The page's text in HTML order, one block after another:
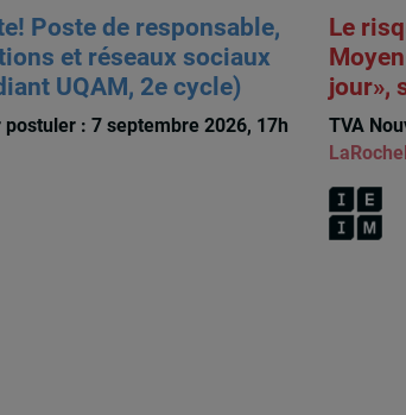
Poste de responsable,
et réseaux sociaux
UQAM, 2e cycle)
: 7 septembre 2026, 17h
Le
jour»,
TVA